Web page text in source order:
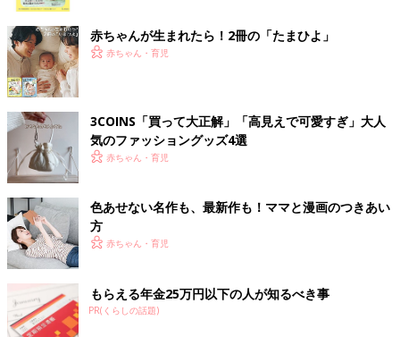
出典：Instagramアカウント「mizupaca」
こちらはmizupacaさんがセリアで購入した「らくらく空気抜
赤ちゃんが生まれたら！2冊の「たまひよ」
赤ちゃん・育児
3COINS「買って大正解」「高見えで可愛すぎ」大人
気のファッショングッズ4選
赤ちゃん・育児
色あせない名作も、最新作も！ママと漫画のつきあい
方
赤ちゃん・育児
もらえる年金25万円以下の人が知るべき事
PR(くらしの話題)